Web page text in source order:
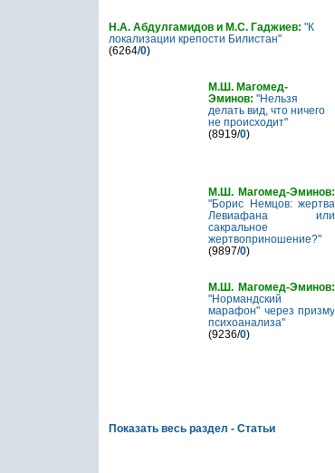
Н.А. Абдулгамидов и М.С. Гаджиев: "К
локализации крепости Билистан"
(6264/0)
М.Ш. Магомед-
Эминов: "Нельзя
делать вид, что ничего
не происходит"
(8919/0)
М.Ш. Магомед-Эминов:
"Борис Немцов: жертва
Левиафана или
сакральное
жертвоприношение?"
(9897/0)
М.Ш. Магомед-Эминов:
"Нормандский
марафон" через призму
психоанализа"
(9236/0)
Показать весь раздел - Статьи